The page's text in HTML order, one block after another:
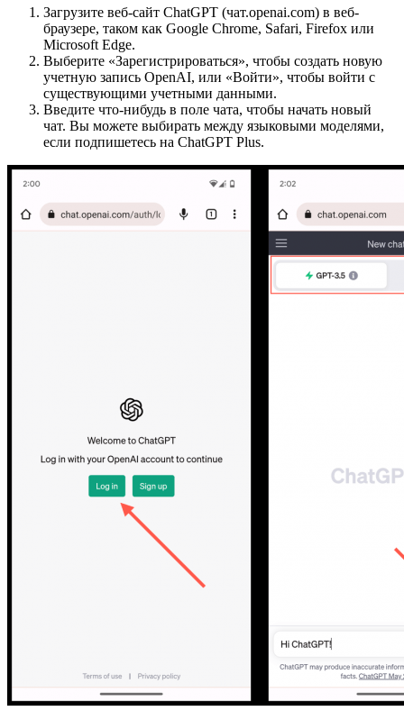
Загрузите веб-сайт ChatGPT (чат.openai.com) в веб-
браузере, таком как Google Chrome, Safari, Firefox или
Microsoft Edge.
Выберите «Зарегистрироваться», чтобы создать новую
учетную запись OpenAI, или «Войти», чтобы войти с
существующими учетными данными.
Введите что-нибудь в поле чата, чтобы начать новый
чат. Вы можете выбирать между языковыми моделями,
если подпишетесь на ChatGPT Plus.